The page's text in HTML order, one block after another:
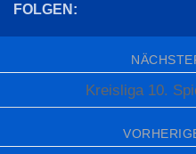
FOLGEN:
Kreisliga 10.